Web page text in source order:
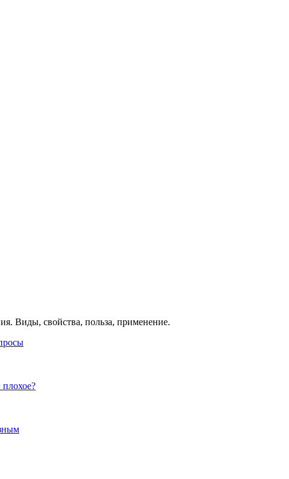
Виды, свойства, польза, применение.